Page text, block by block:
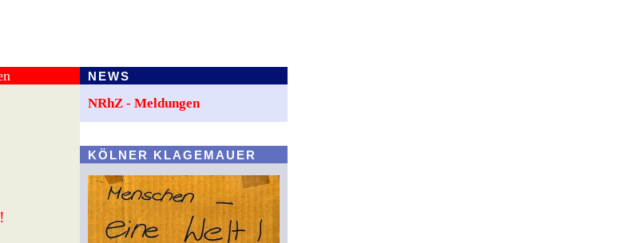
NEWS
NRhZ - Meldungen
KÖLNER KLAGEMAUER